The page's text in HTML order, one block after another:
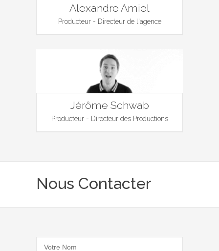
Alexandre Amiel
Producteur - Directeur de l'agence
Jérôme Schwab
Producteur - Directeur des Productions
Nous Contacter